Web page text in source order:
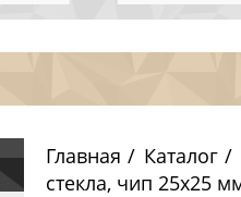
Главная Каталог
стекла, чип 25х25